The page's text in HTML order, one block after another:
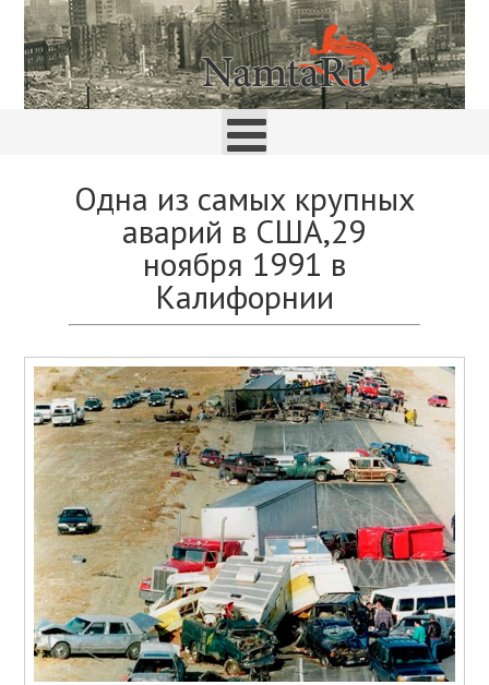
Одна из самых крупных
аварий в США,29
ноября 1991 в
Калифорнии